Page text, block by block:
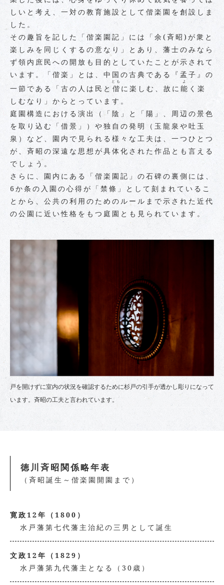
しいと考え、一対の教育施設として偕楽園を創設しま
した。
その趣旨を記した「偕楽園記」には「余(斉昭)が衆と
楽しみを同じくするの意なり」とあり、藩士のみなら
ず領内庶民への開放も目的としていたことが示されて
います。「偕楽」とは、中国の古典である『孟子』の
一節である「古の人は民と 偕
とも
に楽しむ、故に 能
よ
く楽
しむなり」からとっています。
庭園構造における演出（「陰」と「陽」、周辺の景色
を取り込む「借景」）や独自の発明（玉龍泉や吐玉
泉）など、園内で見られる様々な工夫は、一つひとつ
が、斉昭の深遠な思想が具体化された作品とも言える
でしょう。
さらに、園内にある「偕楽園記」の石碑の裏側には、
6か条の入園の心得が「禁條」として刻まれているこ
とから、公共の利用のためのルールまで示された近代
の公園に近い性格をもつ庭園とも見られています。
戸を開けずに室内の状況を確認するために杉戸の引手が透かし彫りになって
います。斉昭の工夫と言われています。
徳川斉昭関係略年表
（斉昭誕生～偕楽園開園まで）
寛政12年（1800）
水戸藩第七代藩主治紀の三男として誕生
文政12年（1829）
水戸藩第九代藩主となる（30歳）